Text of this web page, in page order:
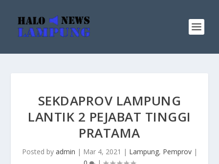
SEKDAPROV LAMPUNG
LANTIK 2 PEJABAT TINGGI
PRATAMA
Posted by admin | Mar 4, 2021 | Lampung, Pemprov|